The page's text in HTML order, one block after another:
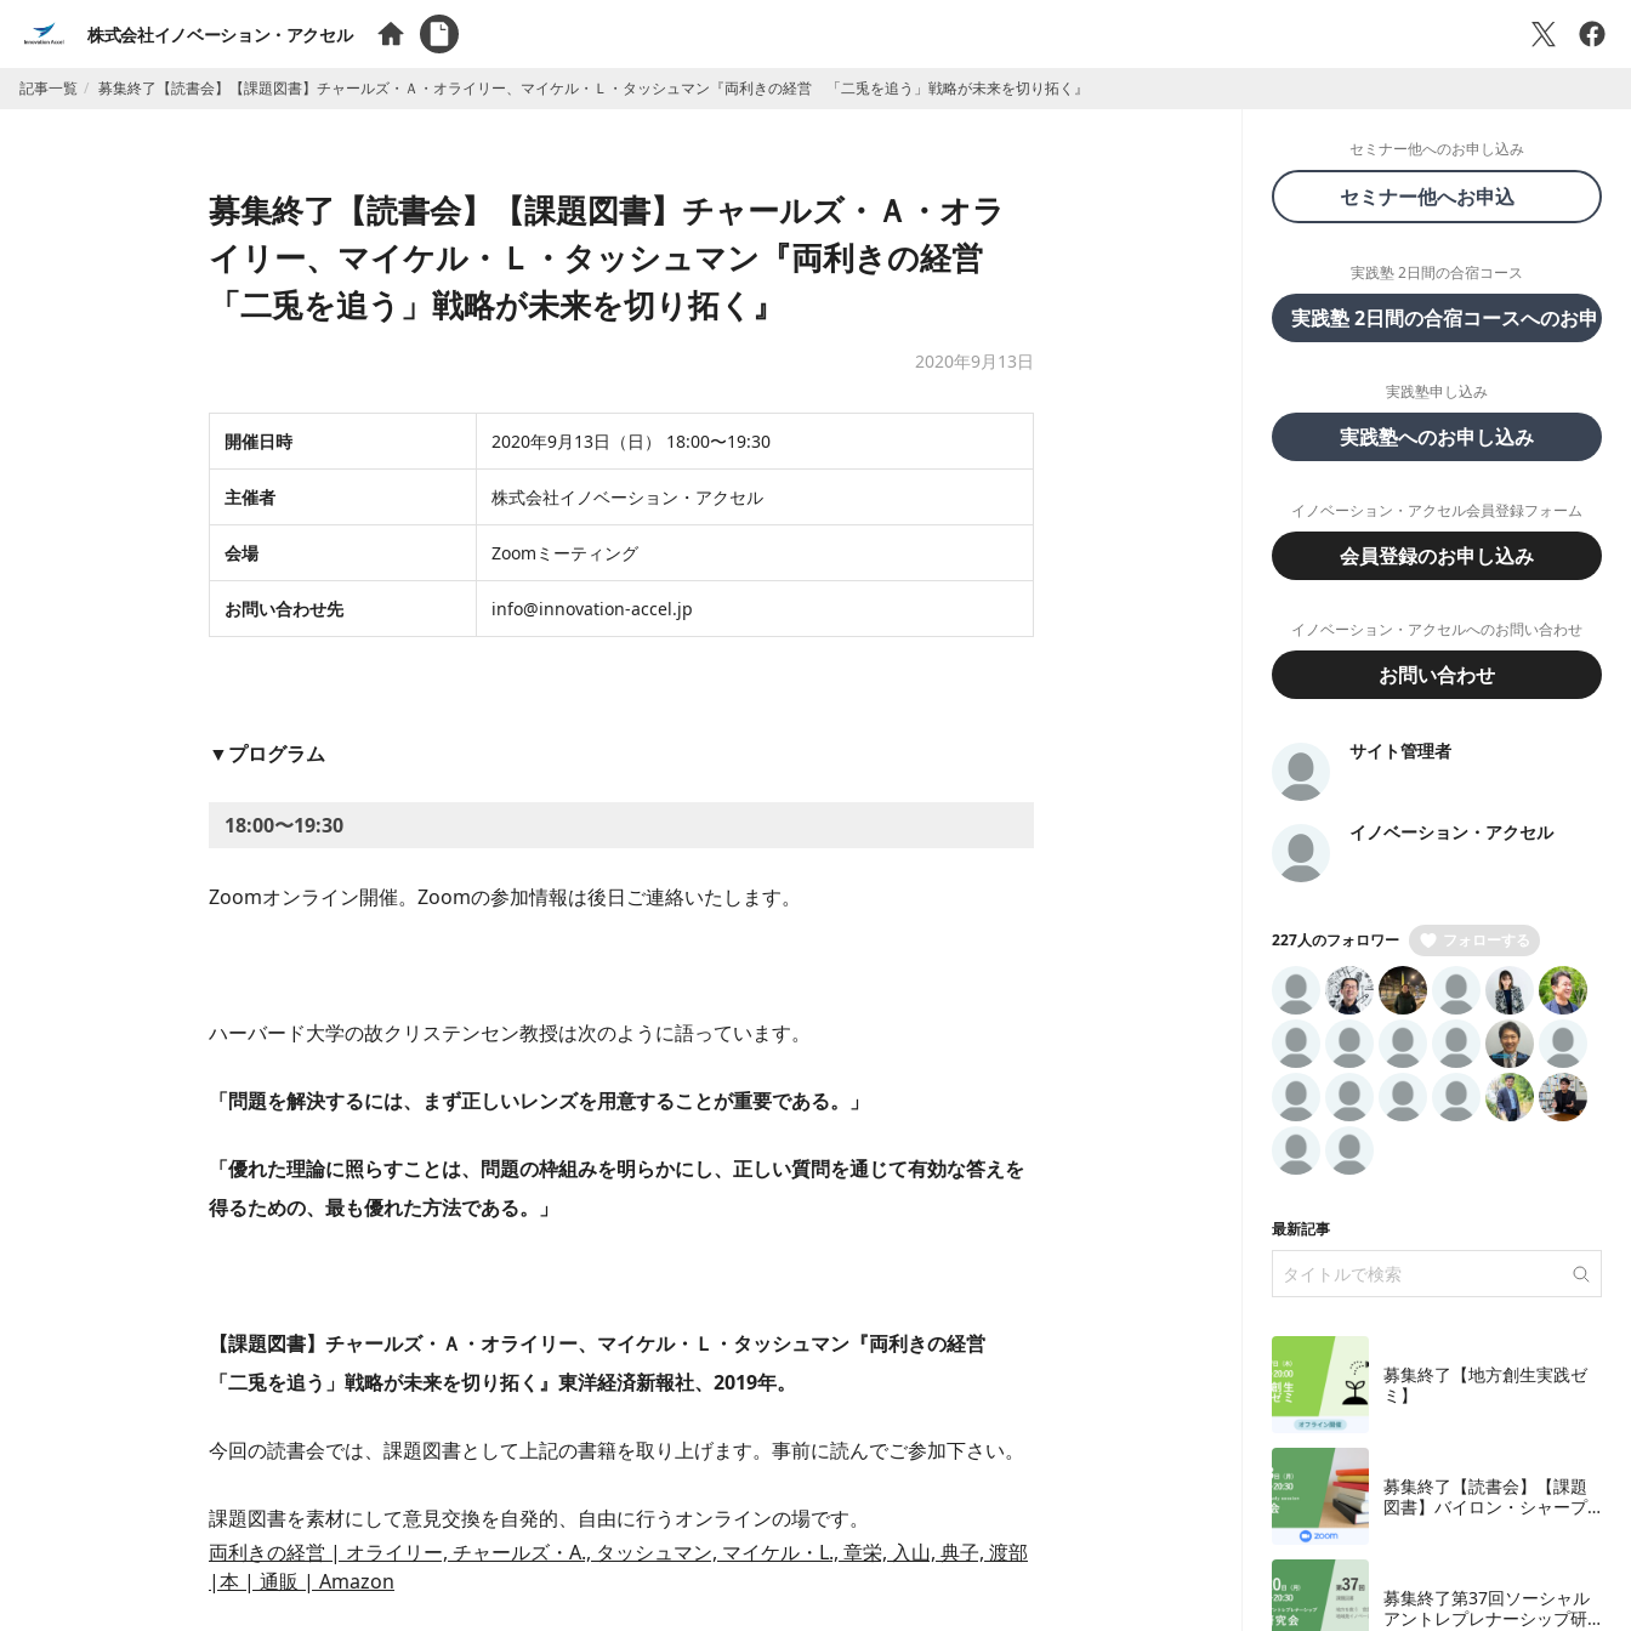
株式会社イノベーション・アクセル
記事一覧 募集終了【読書会】【課題図書】チャールズ・Ａ・オライリー、マイケル・Ｌ・タッシュマン『両利きの経営 「二兎を追う」戦略が未来を切り拓く』
募集終了【読書会】【課題図書】チャールズ・Ａ・オラ
イリー、マイケル・Ｌ・タッシュマン『両利きの経営
「二兎を追う」戦略が未来を切り拓く』
2020年9月13日
開催日時 2020年9月13日（日） 18:00〜19:30
主催者 株式会社イノベーション・アクセル
会場 Zoomミーティング
お問い合わせ先 info@innovation-accel.jp
▼プログラム
18:00〜19:30
Zoomオンライン開催。Zoomの参加情報は後日ご連絡いたします。
ハーバード大学の故クリステンセン教授は次のように語っています。
「問題を解決するには、まず正しいレンズを用意することが重要である。」
「優れた理論に照らすことは、問題の枠組みを明らかにし、正しい質問を通じて有効な答えを
得るための、最も優れた方法である。」
【課題図書】 チャールズ・Ａ・オライリー、マイケル・Ｌ・タッシュマン『両利きの経営
「二兎を追う」戦略が未来を切り拓く』東洋経済新報社、2019年。
今回の読書会では、課題図書として上記の書籍を取り上げます。事前に読んでご参加下さい。
課題図書を素材にして意見交換を自発的、自由に行うオンラインの場です。
両利きの経営 | オライリー, チャールズ・A., タッシュマン, マイケル・L., 章栄, 入山, 典子, 渡部
|本 | 通販 | Amazon
セミナー他へのお申し込み
セミナー他へお申込
実践塾 2日間の合宿コース
実践塾 2日間の合宿コースへのお申し
実践塾申し込み
実践塾へのお申し込み
イノベーション・アクセル会員登録フォーム
会員登録のお申し込み
イノベーション・アクセルへのお問い合わせ
お問い合わせ
サイト管理者
イノベーション・アクセル
227人のフォロワー フォローする
最新記事
募集終了【地方創生実践ゼ
ミ】
募集終了【読書会】【課題
図書】バイロン・シャープ
版、2018年
募集終了第37回ソーシャル
アントレプレナーシップ研